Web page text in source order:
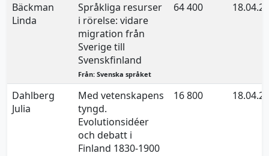
Bäckman
Linda
Språkliga resurser
i rörelse: vidare
migration från
Sverige till
Svenskfinland
Från: Svenska språket
64 400
Dahlberg
Julia
Med vetenskapens
tyngd.
Evolutionsidéer
och debatt i
Finland 1830-1900
16 800